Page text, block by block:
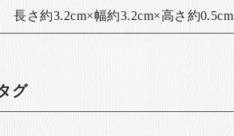
長さ約3.2cm×幅約3.2cm×高さ約0.5cm
グ